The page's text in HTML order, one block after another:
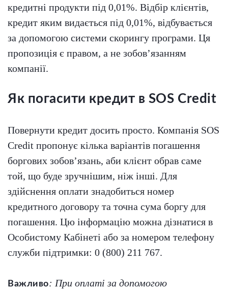
кредитні продукти під 0,01%. Відбір клієнтів,
кредит яким видається під 0,01%, відбувається
за допомогою системи скорингу програми. Ця
пропозиція є правом, а не зобов’язанням
компанії.
Як погасити кредит в SOS Credit
Повернути кредит досить просто. Компанія SOS
Credit пропонує кілька варіантів погашення
боргових зобов’язань, аби клієнт обрав саме
той, що буде зручнішим, ніж інші. Для
здійснення оплати знадобиться номер
кредитного договору та точна сума боргу для
погашення. Цю інформацію можна дізнатися в
Особистому Кабінеті або за номером телефону
служби підтримки: 0 (800) 211 767.
Важливо: При оплаті за допомогою